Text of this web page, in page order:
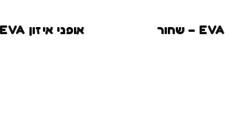
אופני איזון EVA – ירוק כהה